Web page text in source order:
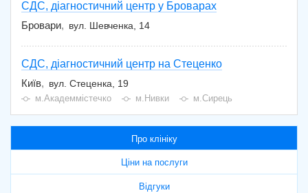
СДС, діагностичний центр у Броварах
Бровари
вул. Шевченка, 14
СДС, діагностичний центр на Стеценко
Київ
вул. Стеценка, 19
м.Академмістечко м.Нивки м.Сирець
Про клініку
Ціни на послуги
Відгуки